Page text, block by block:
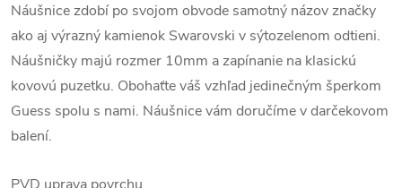
Náušnice zdobí po svojom obvode samotný názov značky
ako aj výrazný kamienok Swarovski v sýtozelenom odtieni.
Náušničky majú rozmer 10mm a zapínanie na klasickú
kovovú puzetku. Obohaťte váš vzhľad jedinečným šperkom
Guess spolu s nami. Náušnice vám doručíme v darčekovom
balení.